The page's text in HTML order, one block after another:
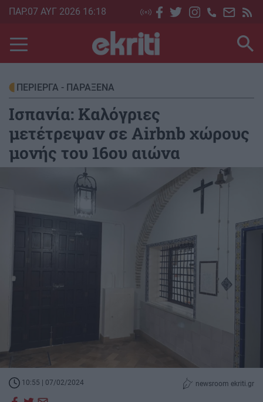
Skip
main
content
ΠΑΡ.07 ΑΥΓ 2026 16:18
ΠΕΡΙΕΡΓΑ - ΠΑΡΑΞΕΝΑ
Ισπανία: Καλόγριες
μετέτρεψαν σε Airbnb χώρους
μονής του 16ου αιώνα
10:55 | 07/02/2024 newsroom ekriti.gr